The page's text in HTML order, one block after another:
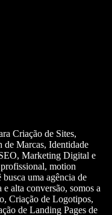
Criação de Sites,
Marcas, Identidade
Marketing Digital e
motion
uma agência de
alta conversão, somos a
Criação de Logotipos,
de Landing Pages de